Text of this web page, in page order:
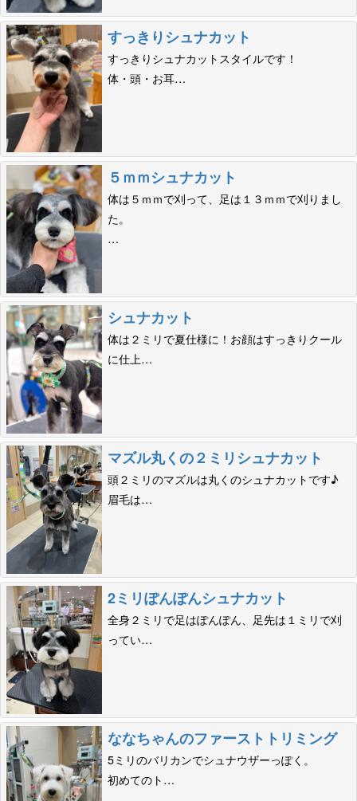
すっきりシュナカット
すっきりシュナカットスタイルです！
体・頭・お耳…
５ｍｍシュナカット
体は５ｍｍで刈って、足は１３ｍｍで刈りまし
た。
…
シュナカット
体は２ミリで夏仕様に！お顔はすっきりクール
に仕上…
マズル丸くの２ミリシュナカット
頭２ミリのマズルは丸くのシュナカットです♪
眉毛は…
2ミリぽんぽんシュナカット
全身２ミリで足はぽんぽん、足先は１ミリで刈
ってい…
ななちゃんのファーストトリミング
5ミリのバリカンでシュナウザーっぽく。
初めてのト…